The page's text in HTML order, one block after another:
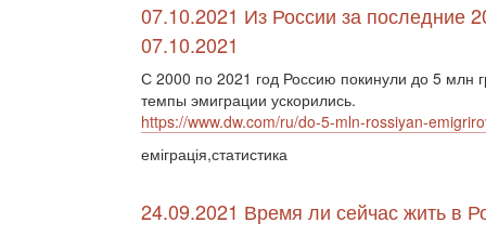
07.10.2021 Из России за последние
07.10.2021
С 2000 по 2021 год Россию покинули до 5 млн
темпы эмиграции ускорились.
https://www.dw.com/ru/do-5-mln-rossiyan-
еміграція,статистика
24.09.2021 Время ли сейчас жить в